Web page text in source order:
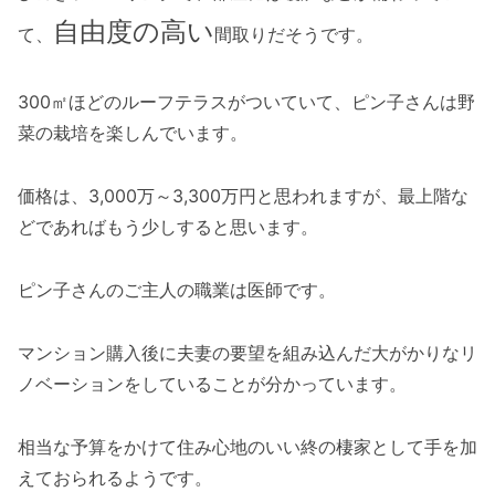
て、
自由度の高い間取りだそうです。
300㎡ほどのルーフテラスがついていて、ピン子さんは野
菜の栽培を楽しんでいます。
価格は、3,000万～3,300万円と思われますが、最上階な
どであればもう少しすると思います。
ピン子さんのご主人の職業は医師です。
マンション購入後に夫妻の要望を組み込んだ大がかりなリ
ノベーションをしていることが分かっています。
相当な予算をかけて住み心地のいい終の棲家として手を加
えておられるようです。